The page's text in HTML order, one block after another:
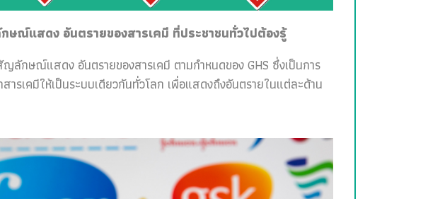
ษณ์แสดง อันตรายของสารเคมี ที่ประชาชนทั่วไปต้องรู้
ลักษณ์แสดง อันตรายของสารเคมี ตามกำหนดของ GHS ซึ่งเป็นการ
ารเคมีให้เป็นระบบเดียวกันทั่วโลก เพื่อแสดงถึงอันตรายในแต่ละด้าน